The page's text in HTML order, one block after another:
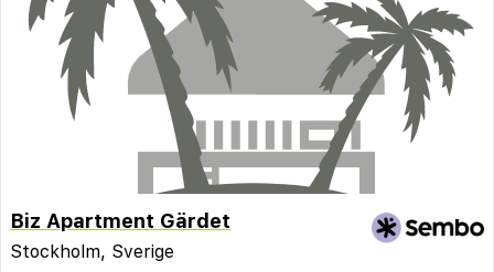
Biz Apartment Gärdet
Stockholm, Sverige